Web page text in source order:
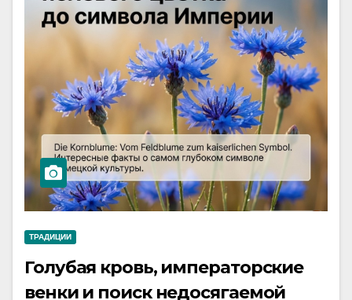
ТРАДИЦИИ
Голубая кровь, императорские
венки и поиск недосягаемой